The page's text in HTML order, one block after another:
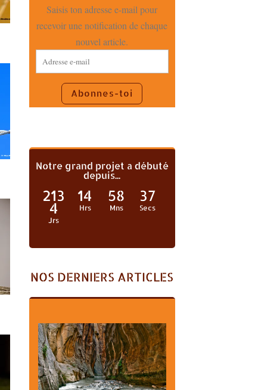
Saisis ton adresse e-mail pour
recevoir une notification de chaque
nouvel article.
Adresse
e-
Abonnes-toi
Notre grand projet a débuté
depuis...
213
4
Jrs
14
Hrs
58
Mns
39
Secs
NOS DERNIERS ARTICLES